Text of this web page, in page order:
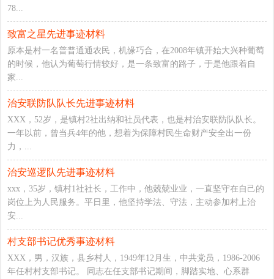
78...
致富之星先进事迹材料
原本是村一名普普通通农民，机缘巧合，在2008年镇开始大兴种葡萄
的时候，他认为葡萄行情较好，是一条致富的路子，于是他跟着自
家...
治安联防队队长先进事迹材料
XXX，52岁，是镇村2社出纳和社员代表，也是村治安联防队队长。
一年以前，曾当兵4年的他，想着为保障村民生命财产安全出一份
力，...
治安巡逻队先进事迹材料
xxx，35岁，镇村1社社长，工作中，他兢兢业业，一直坚守在自己的
岗位上为人民服务。平日里，他坚持学法、守法，主动参加村上治
安...
村支部书记优秀事迹材料
XXX，男，汉族，县乡村人，1949年12月生，中共党员，1986-2006
年任村村支部书记。 同志在任支部书记期间，脚踏实地、心系群